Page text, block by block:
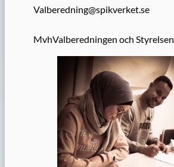
Valberedning@spikverket.se
MvhValberedningen och Styrelsen